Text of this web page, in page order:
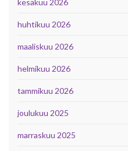
kesäkuu 2026
huhtikuu 2026
maaliskuu 2026
helmikuu 2026
tammikuu 2026
joulukuu 2025
marraskuu 2025